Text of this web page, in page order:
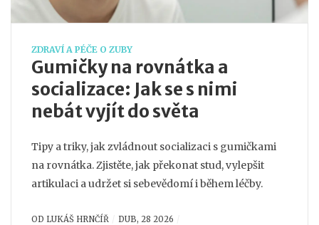
ZDRAVÍ A PÉČE O ZUBY
Gumičky na rovnátka a
socializace: Jak se s nimi
nebát vyjít do světa
Tipy a triky, jak zvládnout socializaci s gumičkami
na rovnátka. Zjistěte, jak překonat stud, vylepšit
artikulaci a udržet si sebevědomí i během léčby.
OD LUKÁŠ HRNČÍŘ DUB, 28 2026